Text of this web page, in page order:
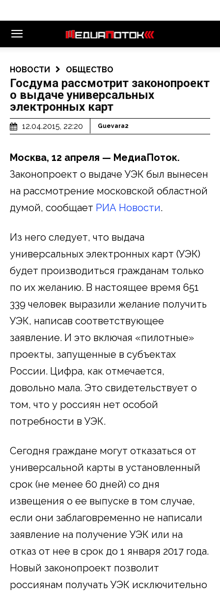
НОВОСТИ ОБЩЕСТВО
Госдума рассмотрит законопроект
о выдаче универсальных
электронных карт
12.04.2015, 22:20 Guevara2
Москва, 12 апреля — МедиаПоток.
Законопроект о выдаче УЭК был вынесен
на рассмотрение московской областной
думой, сообщает РИА Новости.
Из него следует, что выдача
универсальных электронных карт (УЭК)
будет производиться гражданам только
по их желанию. В настоящее время 651
339 человек выразили желание получить
УЭК, написав соответствующее
заявление. И это включая «пилотные»
проекты, запущенные в субъектах
России. Цифра, как отмечается,
довольно мала. Это свидетельствует о
том, что у россиян нет особой
потребности в УЭК.
Сегодня граждане могут отказаться от
универсальной карты в установленный
срок (не менее 60 дней) со дня
извещения о ее выпуске в том случае,
если они заблаговременно не написали
заявление на получение УЭК или на
отказ от нее в срок до 1 января 2017 года.
Новый законопроект позволит
россиянам получать УЭК исключительно